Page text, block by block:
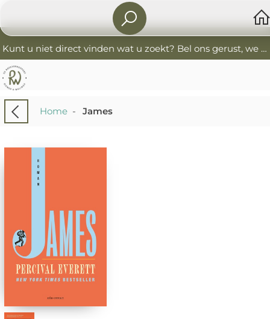
Kunt u niet direct vinden wat u zoekt? Bel ons gerust, we helpen u graag. 0341-552405 De Boekverkoopers
Home- James